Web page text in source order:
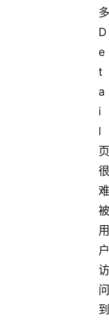
多
D
e
t
a
i
l
页
很
难
被
用
户
访
问
到